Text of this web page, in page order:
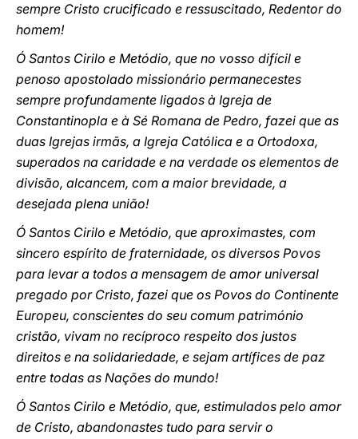
sempre Cristo crucificado e ressuscitado, Redentor do
homem!
Ó Santos Cirilo e Metódio, que no vosso difícil e
penoso apostolado missionário permanecestes
sempre profundamente ligados à Igreja de
Constantinopla e à Sé Romana de Pedro, fazei que as
duas Igrejas irmãs, a Igreja Católica e a Ortodoxa,
superados na caridade e na verdade os elementos de
divisão, alcancem, com a maior brevidade, a
desejada plena união!
Ó Santos Cirilo e Metódio, que aproximastes, com
sincero espírito de fraternidade, os diversos Povos
para levar a todos a mensagem de amor universal
pregado por Cristo, fazei que os Povos do Continente
Europeu, conscientes do seu comum património
cristão, vivam no recíproco respeito dos justos
direitos e na solidariedade, e sejam artífices de paz
entre todas as Nações do mundo!
Ó Santos Cirilo e Metódio, que, estimulados pelo amor
de Cristo, abandonastes tudo para servir o